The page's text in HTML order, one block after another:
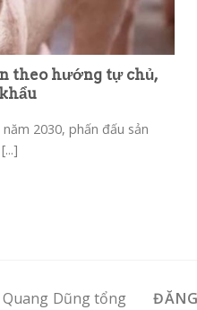
theo hướng tự chủ,
2030, phấn đấu sản
Dũng tổng